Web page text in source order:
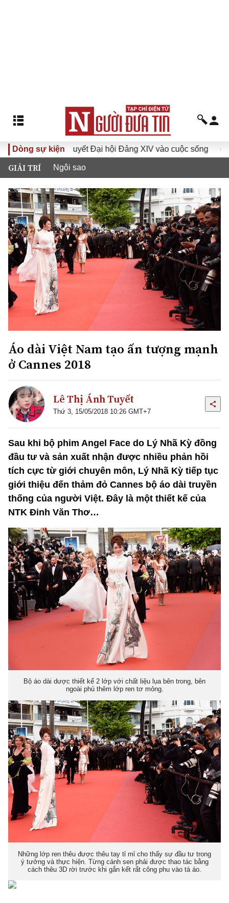
Dòng sự kiện
quyết Đại hội Đảng XIV vào cuộc sống Hướng tới
GIẢI TRÍ Ngôi sao
Áo dài Việt Nam tạo ấn tượng mạnh
ở Cannes 2018
Lê Thị Ánh Tuyết
Thứ 3, 15/05/2018 10:26 GMT+7
Sau khi bộ phim Angel Face do Lý Nhã Kỳ đồng
đầu tư và sản xuất nhận được nhiều phản hồi
tích cực từ giới chuyên môn, Lý Nhã Kỳ tiếp tục
giới thiệu đến thảm đỏ Cannes bộ áo dài truyền
thống của người Việt. Đây là một thiết kế của
NTK Đinh Văn Thơ…
Bộ áo dài dược thiết kế 2 lớp với chất liệu lụa bên trong, bên
ngoài phủ thêm lớp ren tơ mỏng.
Những lớp ren thêu được thêu tay tỉ mỉ cho thấy sự đầu tư trong
ý tưởng và thực hiện. Từng cánh sen phải được thao tác bằng
cách thêu 3D rời trước khi gắn kết rất công phu vào tà áo.